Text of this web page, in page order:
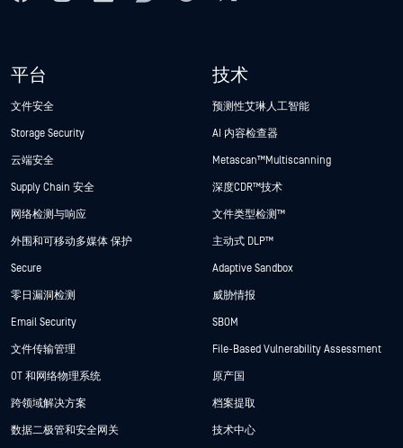
平台
文件安全
Storage Security
云端安全
Supply Chain 安全
网络检测与响应
外围和可移动多媒体 保护
Secure
零日漏洞检测
Email Security
文件传输管理
OT 和网络物理系统
跨领域解决方案
数据二极管和安全网关
技术
预测性艾琳人工智能
AI 内容检查器
Metascan™ Multiscanning
深度CDR™技术
文件类型检测™
主动式 DLP™
Adaptive Sandbox
威胁情报
SBOM
File-Based Vulnerability Assessment
原产国
档案提取
技术中心